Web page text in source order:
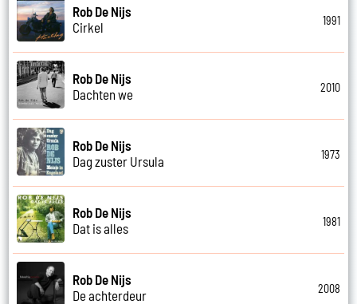
Rob De Nijs
Cirkel
1991
Rob De Nijs
Dachten we
2010
Rob De Nijs
Dag zuster Ursula
1973
Rob De Nijs
Dat is alles
1981
Rob De Nijs
De achterdeur
2008